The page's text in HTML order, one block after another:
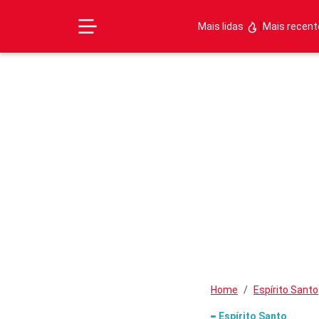
Mais lidas |Mais
Home Espírito Santo
Espírito Santo